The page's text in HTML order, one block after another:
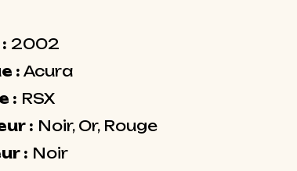
2002
: Acura
: RSX
: Noir, Or, Rouge
: Noir